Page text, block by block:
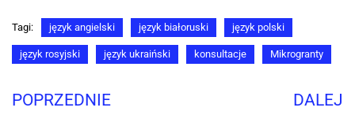
Tagi: język angielski język białoruski język polski
język rosyjski język ukraiński konsultacje Mikrogranty
POPRZEDNIE DALEJ